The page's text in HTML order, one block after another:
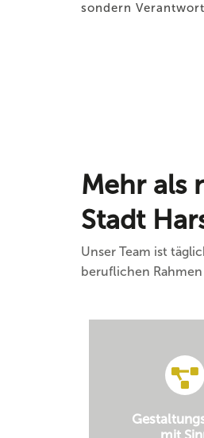
sondern
Mehr als
Stadt
Unser Team ist
beruflichen